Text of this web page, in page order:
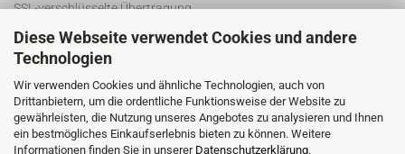
Diese Webseite verwendet Cookies und andere
Technologien
Wir verwenden Cookies und ähnliche Technologien, auch von
Drittanbietern, um die ordentliche Funktionsweise der Website zu
gewährleisten, die Nutzung unseres Angebotes zu analysieren und Ihnen
ein bestmögliches Einkaufserlebnis bieten zu können. Weitere
Informationen finden Sie in unserer Datenschutzerklärung.
SSL-verschlüsselte Übertragung
SSL Certificate